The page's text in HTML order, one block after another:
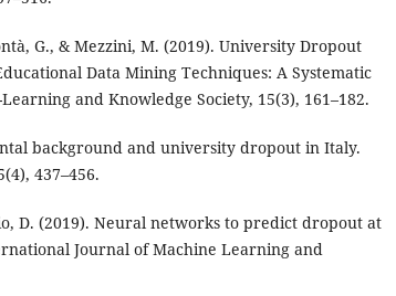
G., & Mezzini, M. (2019). University Dropout
Data Mining Techniques: A Systematic
and Knowledge Society, 15(3), 161–182.
background and university dropout in Italy.
437–456.
D. (2019). Neural networks to predict dropout at
Journal of Machine Learning and